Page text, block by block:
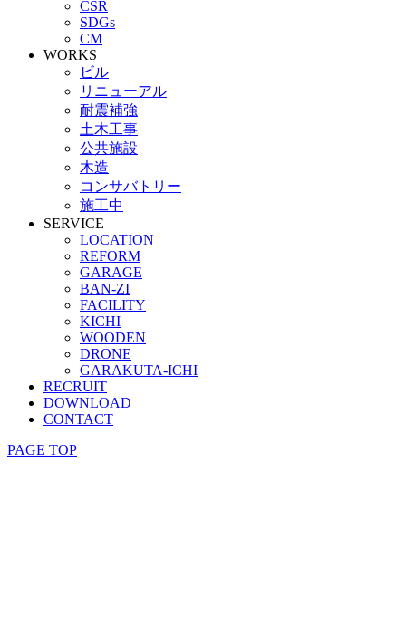
CSR
SDGs
CM
WORKS
ビル
リニューアル
耐震補強
土木工事
公共施設
木造
コンサバトリー
施工中
SERVICE
LOCATION
REFORM
GARAGE
BAN-ZI
FACILITY
KICHI
WOODEN
DRONE
GARAKUTA-ICHI
RECRUIT
DOWNLOAD
CONTACT
PAGE TOP